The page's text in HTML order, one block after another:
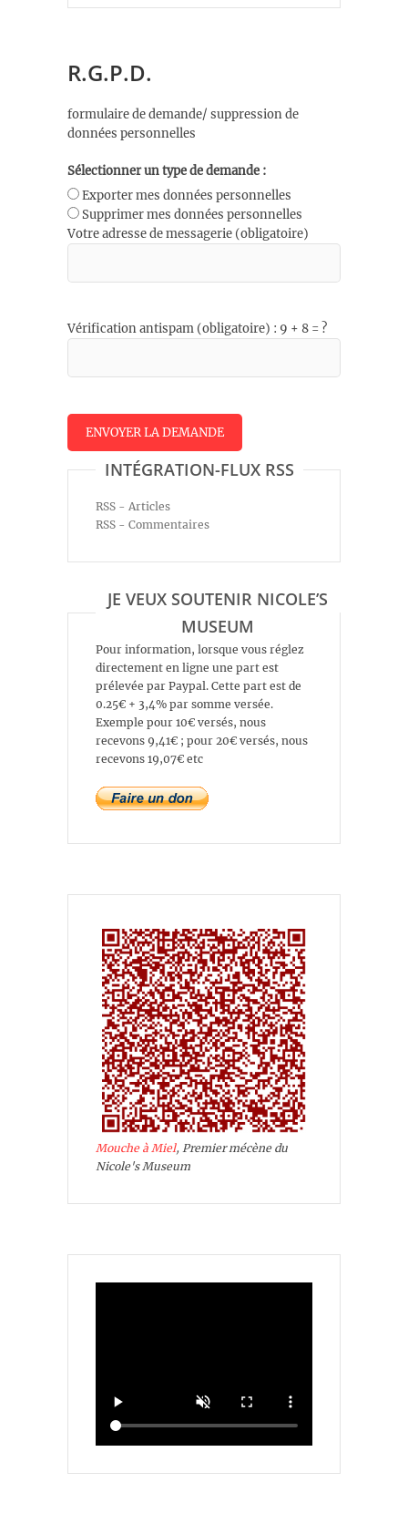
R.G.P.D.
formulaire de demande/ suppression de
données personnelles
Sélectionner un type de demande :
Exporter mes données personnelles
Supprimer mes données personnelles
Votre adresse de messagerie (obligatoire)
Vérification antispam (obligatoire) : 9 + 8 = ?
INTÉGRATION-FLUX RSS
RSS - Articles
RSS - Commentaires
JE VEUX SOUTENIR NICOLE’S
MUSEUM
Pour information, lorsque vous réglez
directement en ligne une part est
prélevée par Paypal. Cette part est de
0.25€ + 3,4% par somme versée.
Exemple pour 10€ versés, nous
recevons 9,41€ ; pour 20€ versés, nous
recevons 19,07€ etc
Mouche à Miel, Premier mécène du
Nicole's Museum